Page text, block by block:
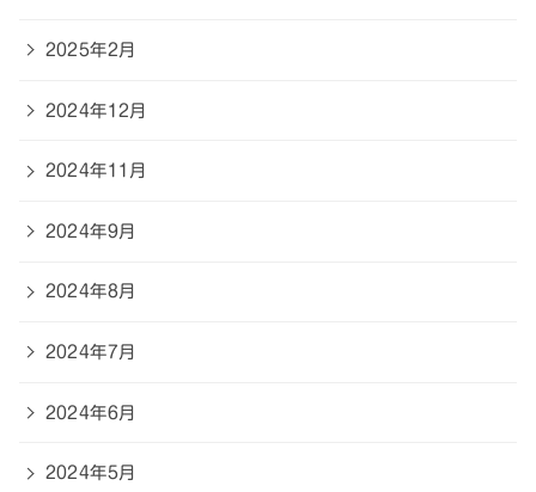
2025年2月
2024年12月
2024年11月
2024年9月
2024年8月
2024年7月
2024年6月
2024年5月